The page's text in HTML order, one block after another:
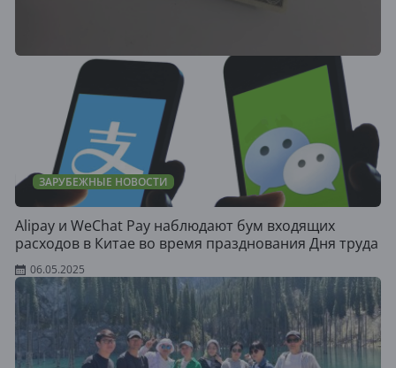
ЗАРУБЕЖНЫЕ НОВОСТИ
Alipay и WeChat Pay наблюдают бум входящих
расходов в Китае во время празднования Дня труда
06.05.2025